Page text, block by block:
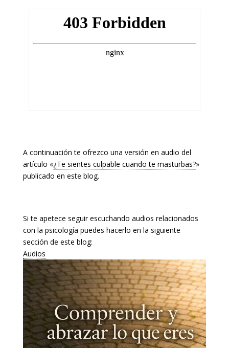
A continuación te ofrezco una versión en audio del
artículo «¿Te sientes culpable cuando te masturbas?»
publicado en este blog.
Si te apetece seguir escuchando audios relacionados
con la psicología puedes hacerlo en la siguiente
sección de este blog:
Audios